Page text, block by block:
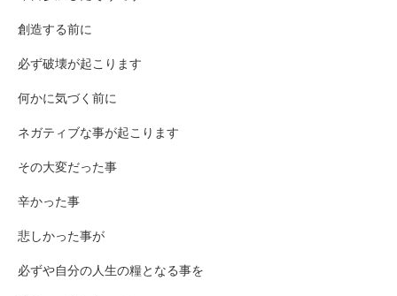
創造する前に
必ず破壊が起こります
何かに気づく前に
ネガティブな事が起こります
その大変だった事
辛かった事
悲しかった事が
必ずや自分の人生の糧となる事を